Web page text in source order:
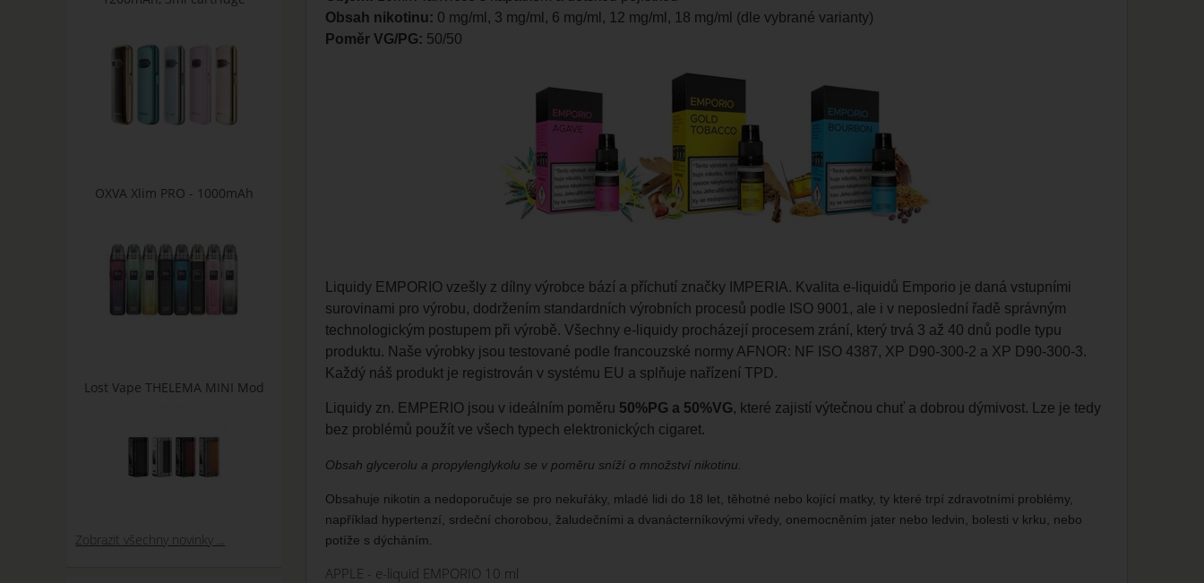
Obsah nikotinu: 0 mg/ml, 3 mg/ml, 6 mg/ml, 12 mg/ml, 18 mg/ml (dle vybrané varianty)
Poměr VG/PG: 50/50
Liquidy EMPORIO vzešly z dílny výrobce bází a příchutí značky IMPERIA. Kvalita e-liquidů Emporio je daná vstupními
surovinami pro výrobu, dodržením standardních výrobních procesů podle ISO 9001, ale i v neposlední řadě správným
technologickým postupem při výrobě. Všechny e-liquidy procházejí procesem zrání, který trvá 3 až 40 dnů podle typu
produktu. Naše výrobky jsou testované podle francouzské normy AFNOR: NF ISO 4387, XP D90-300-2 a XP D90-300-3.
Každý náš produkt je registrován v systému EU a splňuje nařízení TPD.
Liquidy zn. EMPERIO jsou v ideálním poměru 50%PG a 50%VG, které zajistí výtečnou chuť a dobrou dýmivost. Lze je tedy
bez problémů použít ve všech typech elektronických cigaret.
Obsah glycerolu a propylenglykolu se v poměru sníží o množství nikotinu.
Obsahuje nikotin a nedoporučuje se pro nekuřáky, mladé lidi do 18 let, těhotné nebo kojící matky, ty které trpí zdravotními problémy,
například hypertenzí, srdeční chorobou, žaludečními a dvanácterníkovými vředy, onemocněním jater nebo ledvin, bolesti v krku, nebo
potíže s dýcháním.
APPLE - e-liquid EMPORIO 10 ml
OXVA Xlim PRO - 1000mAh
Lost Vape THELEMA MINI Mod
Zobrazit všechny novinky ...